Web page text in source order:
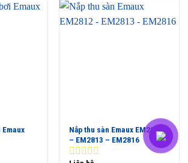
5
Nắp thu sàn Emaux EM2812
– EM2813 – EM2816